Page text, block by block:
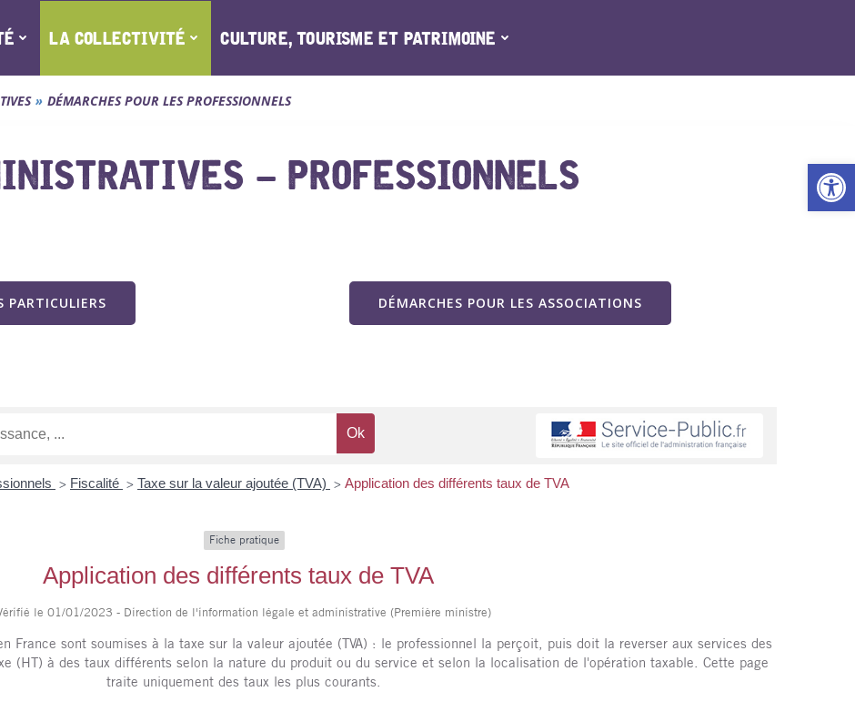
LA COLLECTIVITÉ CULTURE, TOURISME ET PATRIMOINE
DÉMARCHES POUR LES PROFESSIONNELS
– PROFESSIONNELS
PARTICULIERS DÉMARCHES POUR LES ASSOCIATIONS
> Fiscalité > Taxe sur la valeur ajoutée (TVA) > Application des différents taux de TVA
Fiche pratique
Application des différents taux de TVA
le 01/01/2023 - Direction de l'information légale et administrative (Première ministre)
France sont soumises à la taxe sur la valeur ajoutée (TVA) : le professionnel la perçoit, puis doit la reverser aux services des
(HT) à des taux différents selon la nature du produit ou du service et selon la localisation de l'opération taxable. Cette page
traite uniquement des taux les plus courants.